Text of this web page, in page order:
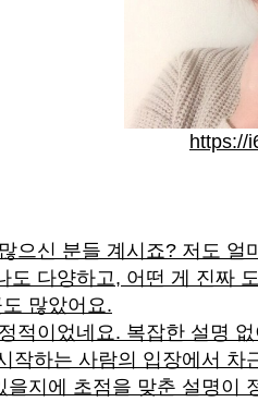
https://
으신 분들 계시죠? 저도 얼
도 다양하고, 어떤 게 진짜
많았어요.
적이었네요. 복잡한 설명
작하는 사람의 입장에서
지에 초점을 맞춘 설명이